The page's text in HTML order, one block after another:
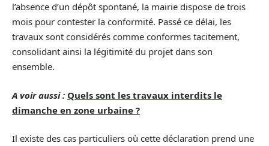
l’absence d’un dépôt spontané, la mairie dispose de trois
mois pour contester la conformité. Passé ce délai, les
travaux sont considérés comme conformes tacitement,
consolidant ainsi la légitimité du projet dans son
ensemble.
A voir aussi : Quels sont les travaux interdits le
dimanche en zone urbaine ?
Il existe des cas particuliers où cette déclaration prend une